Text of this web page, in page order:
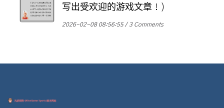
写出受欢迎的游戏文章！)
2026-02-08 08:56:55 3 Comments